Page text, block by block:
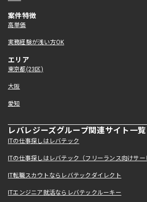
案件特徴
高単価
実務経験が浅い方OK
エリア
東京都(23区)
大阪
愛知
レバレジーズグループ関連サイト一覧
ITの仕事探しはレバテック
ITの仕事探しはレバテック（フリーランス向けサー
IT転職スカウトならレバテックダイレクト
ITエンジニア就活ならレバテックルーキー